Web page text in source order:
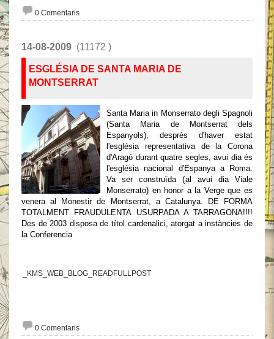
0 Comentaris
14-08-2009 (11172 )
ESGLÉSIA DE SANTA MARIA DE
MONTSERRAT
Santa Maria in Monserrato degli Spagnoli
(Santa Maria de Montserrat dels
Espanyols), després d'haver estat
l'església representativa de la Corona
d'Aragó durant quatre segles, avui dia és
l'església nacional d'Espanya a Roma.
Va ser construïda (al avui dia Viale
Monserrato) en honor a la Verge que es
venera al Monestir de Montserrat, a Catalunya. DE FORMA
TOTALMENT FRAUDULENTA USURPADA A TARRAGONA!!!!
Des de 2003 disposa de títol cardenalici, atorgat a instàncies de
la Conferencia
_KMS_WEB_BLOG_READFULLPOST
0 Comentaris